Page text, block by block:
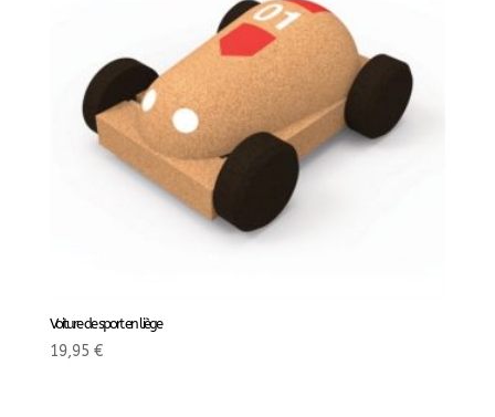
Voiture de sport en liège
19,95 €